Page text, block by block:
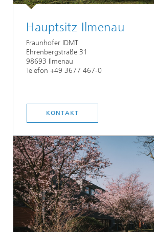
Hauptsitz Ilmenau
Fraunhofer IDMT
Ehrenbergstraße 31
98693 Ilmenau
Telefon +49 3677 467-0
KONTAKT